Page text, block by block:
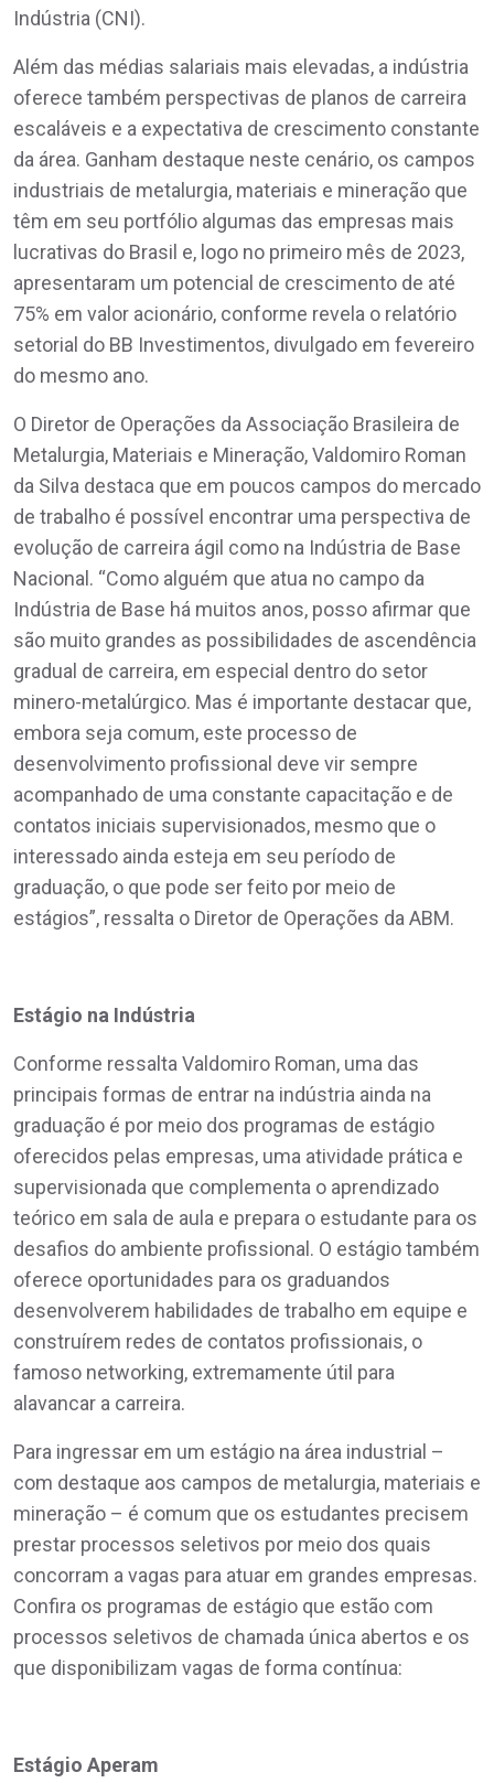
Indústria (CNI).
Além das médias salariais mais elevadas, a indústria
oferece também perspectivas de planos de carreira
escaláveis e a expectativa de crescimento constante
da área. Ganham destaque neste cenário, os campos
industriais de metalurgia, materiais e mineração que
têm em seu portfólio algumas das empresas mais
lucrativas do Brasil e, logo no primeiro mês de 2023,
apresentaram um potencial de crescimento de até
75% em valor acionário, conforme revela o relatório
setorial do BB Investimentos, divulgado em fevereiro
do mesmo ano.
O Diretor de Operações da Associação Brasileira de
Metalurgia, Materiais e Mineração, Valdomiro Roman
da Silva destaca que em poucos campos do mercado
de trabalho é possível encontrar uma perspectiva de
evolução de carreira ágil como na Indústria de Base
Nacional. “Como alguém que atua no campo da
Indústria de Base há muitos anos, posso afirmar que
são muito grandes as possibilidades de ascendência
gradual de carreira, em especial dentro do setor
minero-metalúrgico. Mas é importante destacar que,
embora seja comum, este processo de
desenvolvimento profissional deve vir sempre
acompanhado de uma constante capacitação e de
contatos iniciais supervisionados, mesmo que o
interessado ainda esteja em seu período de
graduação, o que pode ser feito por meio de
estágios”, ressalta o Diretor de Operações da ABM.
Estágio na Indústria
Conforme ressalta Valdomiro Roman, uma das
principais formas de entrar na indústria ainda na
graduação é por meio dos programas de estágio
oferecidos pelas empresas, uma atividade prática e
supervisionada que complementa o aprendizado
teórico em sala de aula e prepara o estudante para os
desafios do ambiente profissional. O estágio também
oferece oportunidades para os graduandos
desenvolverem habilidades de trabalho em equipe e
construírem redes de contatos profissionais, o
famoso networking, extremamente útil para
alavancar a carreira.
Para ingressar em um estágio na área industrial –
com destaque aos campos de metalurgia, materiais e
mineração – é comum que os estudantes precisem
prestar processos seletivos por meio dos quais
concorram a vagas para atuar em grandes empresas.
Confira os programas de estágio que estão com
processos seletivos de chamada única abertos e os
que disponibilizam vagas de forma contínua:
Estágio Aperam